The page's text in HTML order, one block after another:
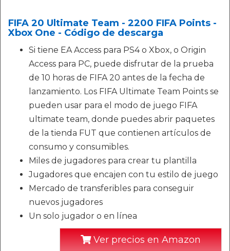
FIFA 20 Ultimate Team - 2200 FIFA Points -
Xbox One - Código de descarga
Si tiene EA Access para PS4 o Xbox, o Origin
Access para PC, puede disfrutar de la prueba
de 10 horas de FIFA 20 antes de la fecha de
lanzamiento. Los FIFA Ultimate Team Points se
pueden usar para el modo de juego FIFA
ultimate team, donde puedes abrir paquetes
de la tienda FUT que contienen artículos de
consumo y consumibles.
Miles de jugadores para crear tu plantilla
Jugadores que encajen con tu estilo de juego
Mercado de transferibles para conseguir
nuevos jugadores
Un solo jugador o en línea
Ver precios en Amazon